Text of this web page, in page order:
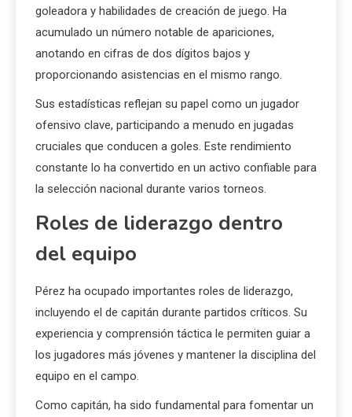
goleadora y habilidades de creación de juego. Ha
acumulado un número notable de apariciones,
anotando en cifras de dos dígitos bajos y
proporcionando asistencias en el mismo rango.
Sus estadísticas reflejan su papel como un jugador
ofensivo clave, participando a menudo en jugadas
cruciales que conducen a goles. Este rendimiento
constante lo ha convertido en un activo confiable para
la selección nacional durante varios torneos.
Roles de liderazgo dentro
del equipo
Pérez ha ocupado importantes roles de liderazgo,
incluyendo el de capitán durante partidos críticos. Su
experiencia y comprensión táctica le permiten guiar a
los jugadores más jóvenes y mantener la disciplina del
equipo en el campo.
Como capitán, ha sido fundamental para fomentar un